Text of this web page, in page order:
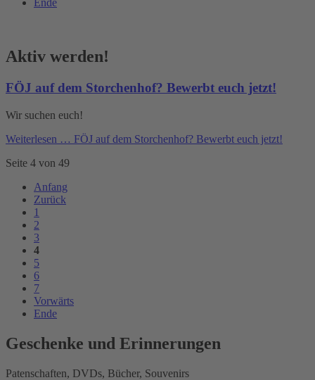
Ende
Aktiv werden!
FÖJ auf dem Storchenhof? Bewerbt euch jetzt!
Wir suchen euch!
Weiterlesen … FÖJ auf dem Storchenhof? Bewerbt euch jetzt!
Seite 4 von 49
Anfang
Zurück
1
2
3
4
5
6
7
Vorwärts
Ende
Geschenke und Erinnerungen
Patenschaften, DVDs, Bücher, Souvenirs